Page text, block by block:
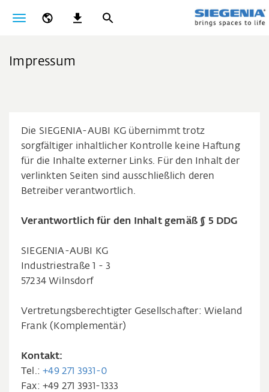
Impressum
Die SIEGENIA-AUBI KG übernimmt trotz
sorgfältiger inhaltlicher Kontrolle keine Haftung
für die Inhalte externer Links. Für den Inhalt der
verlinkten Seiten sind ausschließlich deren
Betreiber verantwortlich.
Verantwortlich für den Inhalt gemäß § 5 DDG
SIEGENIA-AUBI KG
Industriestraße 1 - 3
57234 Wilnsdorf
Vertretungsberechtigter Gesellschafter: Wieland
Frank (Komplementär)
Kontakt:
Tel.:+49 271 3931-0
Fax: +49 271 3931-1333